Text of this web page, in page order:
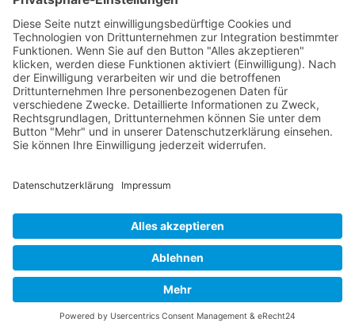
Jetzt anfragen
✓ Für eine Gruppe
Training & Workshops für Teams und
Bedarfsgerechte Inhalte auf die
Herausforderung der Praxis
zugeschnitten
Konsequente Praxisorientierung,
modernste Techniken und Tools